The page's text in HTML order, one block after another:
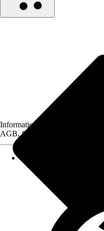
Informationen des Verkäufers,
AGB, finden Sie bei Klick auf